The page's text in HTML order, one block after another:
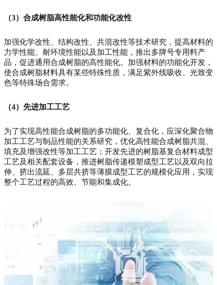
（3）合成树脂高性能化和功能化改性
加强化学改性、结构改性、共混改性等技术研究，提高材料的
力学性能、耐环境性能以及加工性能，推出多牌号专用料产
品，促进通用合成树脂的高性能化。加强材料的功能化开发，
使合成树脂材料具有某些特殊性质，满足紫外线吸收、光致变
色等特殊场合需求。
（4）先进加工工艺
为了实现高性能合成树脂的多功能化、复合化，应深化聚合物
加工工艺与制品性能的关系研究，优化高性能合成树脂共混、
填充及增强改性等加工工艺；开发先进的树脂基复合材料成型
工艺及相关配套设备，推进树脂传递模塑成型工艺以及双向拉
伸、挤出流延、多层共挤等薄膜成型工艺的规模化应用，实现
整个工艺过程的高效、节能和集成化。